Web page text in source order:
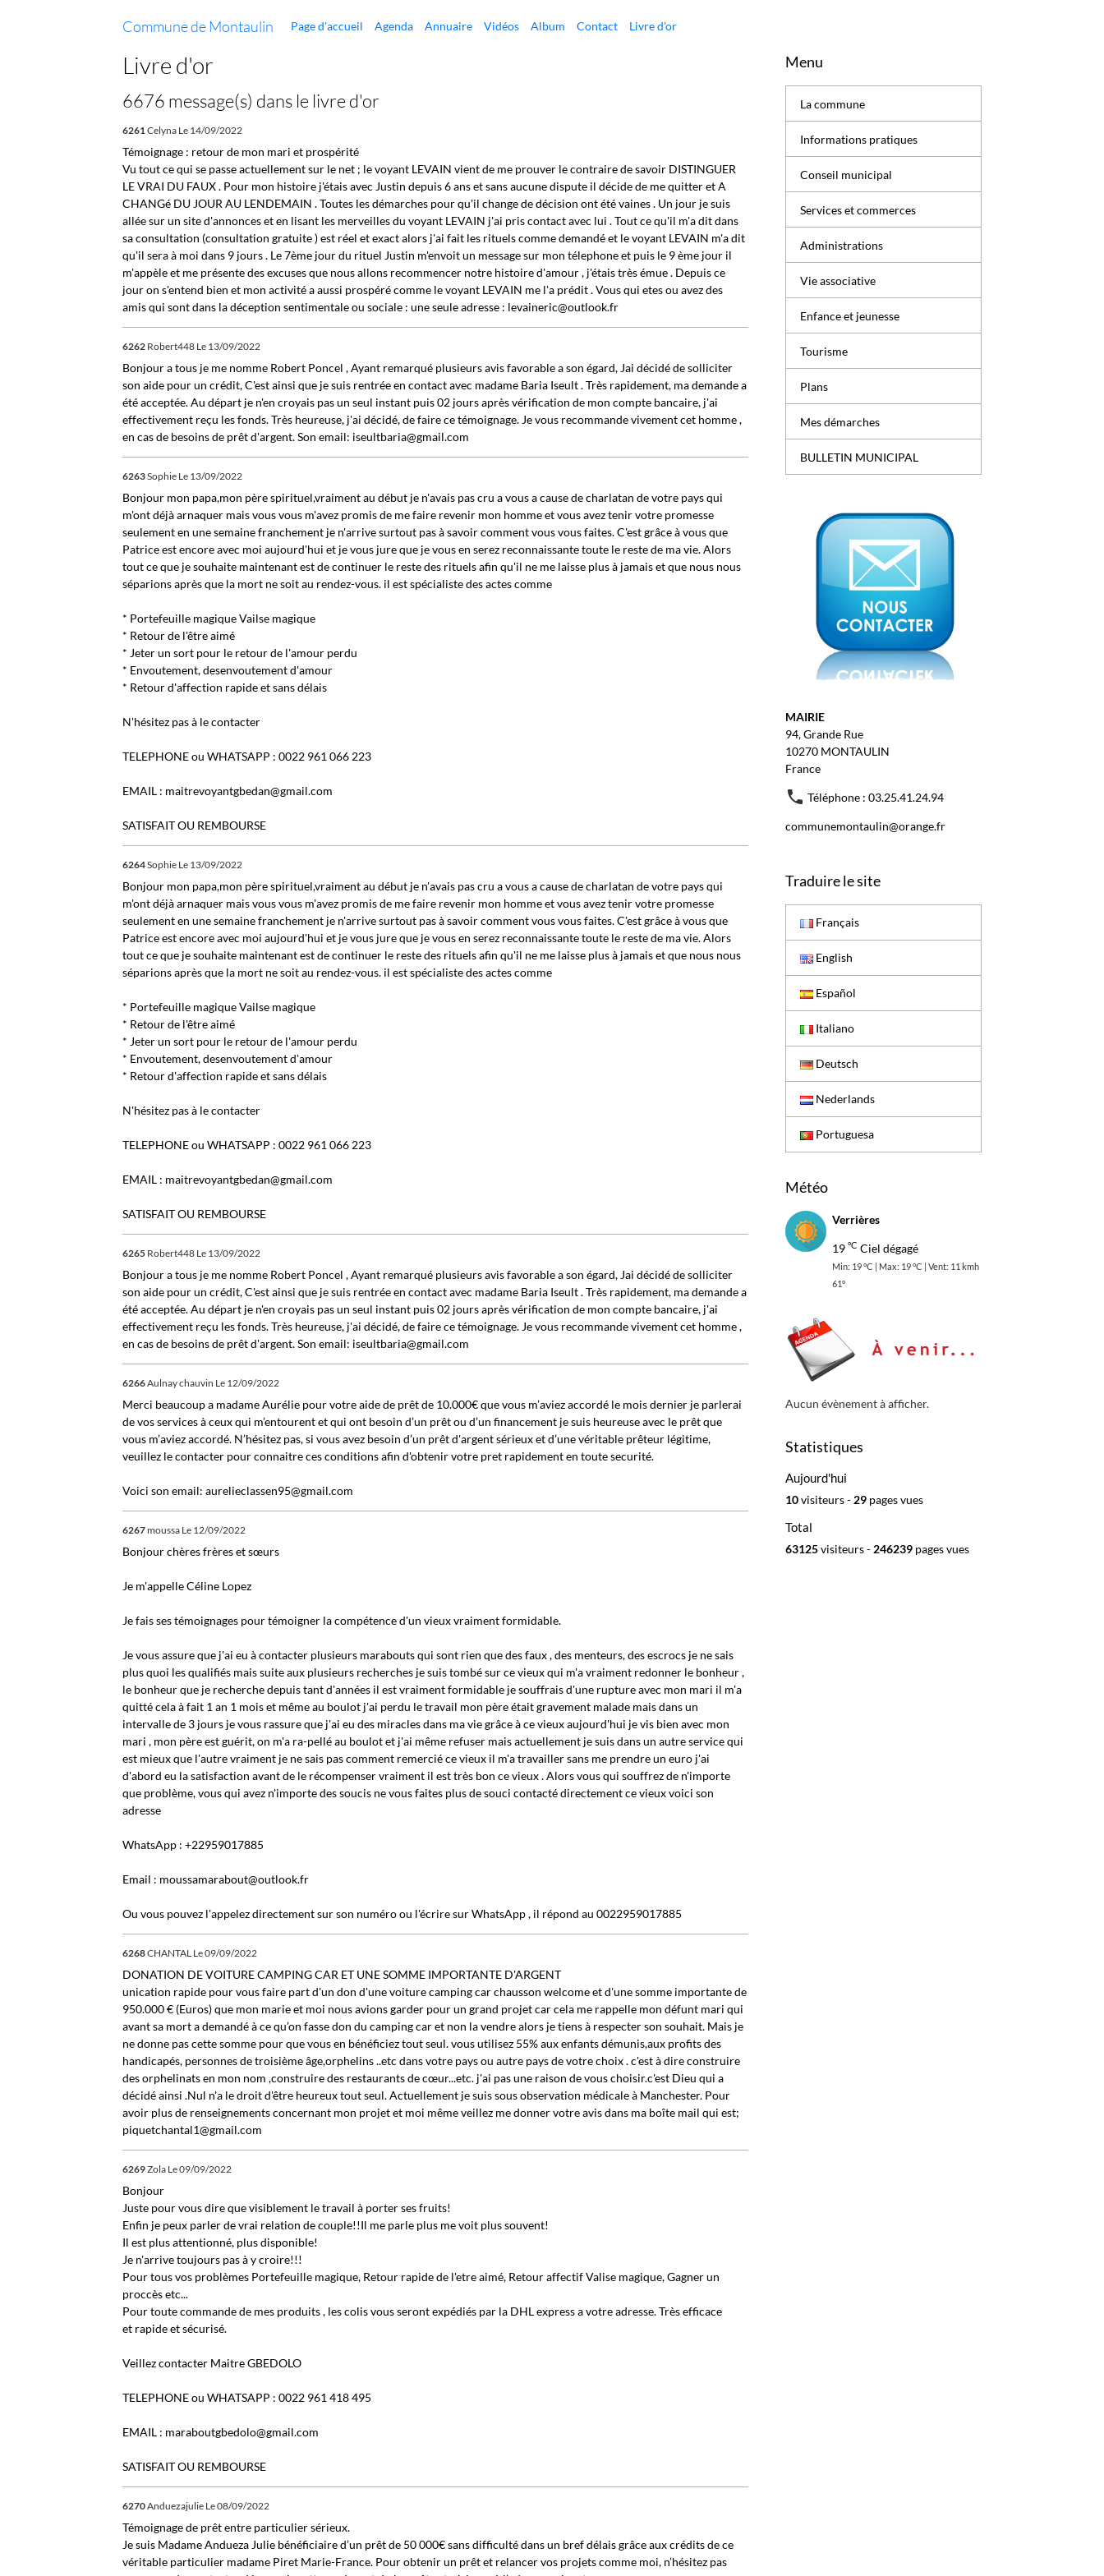
Commune de Montaulin Page d'accueil Agenda Annuaire Vidéos Album Contact Livre d'or
Livre d'or
6676 message(s) dans le livre d'or
6261Celyna Le 14/09/2022
Témoignage : retour de mon mari et prospérité
Vu tout ce qui se passe actuellement sur le net ; le voyant LEVAIN vient de me prouver le contraire de savoir DISTINGUER
LE VRAI DU FAUX . Pour mon histoire j'étais avec Justin depuis 6 ans et sans aucune dispute il décide de me quitter et A
CHANGé DU JOUR AU LENDEMAIN . Toutes les démarches pour qu'il change de décision ont été vaines . Un jour je suis
allée sur un site d'annonces et en lisant les merveilles du voyant LEVAIN j'ai pris contact avec lui . Tout ce qu'il m'a dit dans
sa consultation (consultation gratuite ) est réel et exact alors j'ai fait les rituels comme demandé et le voyant LEVAIN m'a dit
qu'il sera à moi dans 9 jours . Le 7ème jour du rituel Justin m'envoit un message sur mon télephone et puis le 9 ème jour il
m'appèle et me présente des excuses que nous allons recommencer notre histoire d'amour , j'étais très émue . Depuis ce
jour on s'entend bien et mon activité a aussi prospéré comme le voyant LEVAIN me l'a prédit . Vous qui etes ou avez des
amis qui sont dans la déception sentimentale ou sociale : une seule adresse : levaineric@outlook.fr
6262 Robert448 Le 13/09/2022
Bonjour a tous je me nomme Robert Poncel , Ayant remarqué plusieurs avis favorable a son égard, Jai décidé de solliciter
son aide pour un crédit, C'est ainsi que je suis rentrée en contact avec madame Baria Iseult . Très rapidement, ma demande a
été acceptée. Au départ je n'en croyais pas un seul instant puis 02 jours après vérification de mon compte bancaire, j'ai
effectivement reçu les fonds. Très heureuse, j'ai décidé, de faire ce témoignage. Je vous recommande vivement cet homme ,
en cas de besoins de prêt d'argent. Son email: iseultbaria@gmail.com
6263Sophie Le 13/09/2022
Bonjour mon papa,mon père spirituel,vraiment au début je n'avais pas cru a vous a cause de charlatan de votre pays qui
m'ont déjà arnaquer mais vous vous m'avez promis de me faire revenir mon homme et vous avez tenir votre promesse
seulement en une semaine franchement je n'arrive surtout pas à savoir comment vous vous faites. C'est grâce à vous que
Patrice est encore avec moi aujourd'hui et je vous jure que je vous en serez reconnaissante toute le reste de ma vie. Alors
tout ce que je souhaite maintenant est de continuer le reste des rituels afin qu'il ne me laisse plus à jamais et que nous nous
séparions après que la mort ne soit au rendez-vous. il est spécialiste des actes comme
* Portefeuille magique Vailse magique
* Retour de l'être aimé
* Jeter un sort pour le retour de l'amour perdu
* Envoutement, desenvoutement d'amour
* Retour d'affection rapide et sans délais
N'hésitez pas à le contacter
TELEPHONE ou WHATSAPP : 0022 961 066 223
EMAIL : maitrevoyantgbedan@gmail.com
SATISFAIT OU REMBOURSE
6264Sophie Le 13/09/2022
Bonjour mon papa,mon père spirituel,vraiment au début je n'avais pas cru a vous a cause de charlatan de votre pays qui
m'ont déjà arnaquer mais vous vous m'avez promis de me faire revenir mon homme et vous avez tenir votre promesse
seulement en une semaine franchement je n'arrive surtout pas à savoir comment vous vous faites. C'est grâce à vous que
Patrice est encore avec moi aujourd'hui et je vous jure que je vous en serez reconnaissante toute le reste de ma vie. Alors
tout ce que je souhaite maintenant est de continuer le reste des rituels afin qu'il ne me laisse plus à jamais et que nous nous
séparions après que la mort ne soit au rendez-vous. il est spécialiste des actes comme
* Portefeuille magique Vailse magique
* Retour de l'être aimé
* Jeter un sort pour le retour de l'amour perdu
* Envoutement, desenvoutement d'amour
* Retour d'affection rapide et sans délais
N'hésitez pas à le contacter
TELEPHONE ou WHATSAPP : 0022 961 066 223
EMAIL : maitrevoyantgbedan@gmail.com
SATISFAIT OU REMBOURSE
6265 Robert448 Le 13/09/2022
Bonjour a tous je me nomme Robert Poncel , Ayant remarqué plusieurs avis favorable a son égard, Jai décidé de solliciter
son aide pour un crédit, C'est ainsi que je suis rentrée en contact avec madame Baria Iseult . Très rapidement, ma demande a
été acceptée. Au départ je n'en croyais pas un seul instant puis 02 jours après vérification de mon compte bancaire, j'ai
effectivement reçu les fonds. Très heureuse, j'ai décidé, de faire ce témoignage. Je vous recommande vivement cet homme ,
en cas de besoins de prêt d'argent. Son email: iseultbaria@gmail.com
6266Aulnay chauvin Le 12/09/2022
Merci beaucoup a madame Aurélie pour votre aide de prêt de 10.000€ que vous m’aviez accordé le mois dernier je parlerai
de vos services à ceux qui m’entourent et qui ont besoin d’un prêt ou d’un financement je suis heureuse avec le prêt que
vous m’aviez accordé. N’hésitez pas, si vous avez besoin d’un prêt d'argent sérieux et d’une véritable prêteur légitime,
veuillez le contacter pour connaitre ces conditions afin d'obtenir votre pret rapidement en toute securité.
Voici son email: aurelieclassen95@gmail.com
6267moussa Le 12/09/2022
Bonjour chères frères et sœurs
Je m'appelle Céline Lopez
Je fais ses témoignages pour témoigner la compétence d'un vieux vraiment formidable.
Je vous assure que j'ai eu à contacter plusieurs marabouts qui sont rien que des faux , des menteurs, des escrocs je ne sais
plus quoi les qualifiés mais suite aux plusieurs recherches je suis tombé sur ce vieux qui m'a vraiment redonner le bonheur ,
le bonheur que je recherche depuis tant d'années il est vraiment formidable je souffrais d'une rupture avec mon mari il m'a
quitté cela à fait 1 an 1 mois et même au boulot j'ai perdu le travail mon père était gravement malade mais dans un
intervalle de 3 jours je vous rassure que j'ai eu des miracles dans ma vie grâce à ce vieux aujourd'hui je vis bien avec mon
mari , mon père est guérit, on m'a ra-pellé au boulot et j'ai même refuser mais actuellement je suis dans un autre service qui
est mieux que l'autre vraiment je ne sais pas comment remercié ce vieux il m'a travailler sans me prendre un euro j'ai
d'abord eu la satisfaction avant de le récompenser vraiment il est très bon ce vieux . Alors vous qui souffrez de n'importe
que problème, vous qui avez n'importe des soucis ne vous faites plus de souci contacté directement ce vieux voici son
adresse
WhatsApp : +22959017885
Email : moussamarabout@outlook.fr
Ou vous pouvez l'appelez directement sur son numéro ou l'écrire sur WhatsApp , il répond au 0022959017885
6268CHANTAL Le 09/09/2022
DONATION DE VOITURE CAMPING CAR ET UNE SOMME IMPORTANTE D'ARGENT
unication rapide pour vous faire part d'un don d'une voiture camping car chausson welcome et d'une somme importante de
950.000 € (Euros) que mon marie et moi nous avions garder pour un grand projet car cela me rappelle mon défunt mari qui
avant sa mort a demandé à ce qu’on fasse don du camping car et non la vendre alors je tiens à respecter son souhait. Mais je
ne donne pas cette somme pour que vous en bénéficiez tout seul. vous utilisez 55% aux enfants démunis,aux profits des
handicapés, personnes de troisième âge,orphelins ..etc dans votre pays ou autre pays de votre choix . c'est à dire construire
des orphelinats en mon nom ,construire des restaurants de cœur...etc. j'ai pas une raison de vous choisir.c'est Dieu qui a
décidé ainsi .Nul n'a le droit d'être heureux tout seul. Actuellement je suis sous observation médicale à Manchester. Pour
avoir plus de renseignements concernant mon projet et moi même veillez me donner votre avis dans ma boîte mail qui est;
piquetchantal1@gmail.com
6269Zola Le 09/09/2022
Bonjour
Juste pour vous dire que visiblement le travail à porter ses fruits!
Enfin je peux parler de vrai relation de couple!!Il me parle plus me voit plus souvent!
Il est plus attentionné, plus disponible!
Je n'arrive toujours pas à y croire!!!
Pour tous vos problèmes Portefeuille magique, Retour rapide de l'etre aimé, Retour affectif Valise magique, Gagner un
proccès etc...
Pour toute commande de mes produits , les colis vous seront expédiés par la DHL express a votre adresse. Très efficace
et rapide et sécurisé.
Veillez contacter Maitre GBEDOLO
TELEPHONE ou WHATSAPP : 0022 961 418 495
EMAIL : maraboutgbedolo@gmail.com
SATISFAIT OU REMBOURSE
6270Anduezajulie Le 08/09/2022
Témoignage de prêt entre particulier sérieux.
Je suis Madame Andueza Julie bénéficiaire d’un prêt de 50 000€ sans difficulté dans un bref délais grâce aux crédits de ce
véritable particulier madame Piret Marie-France. Pour obtenir un prêt et relancer vos projets comme moi, n’hésitez pas
Menu
La commune
Informations pratiques
Conseil municipal
Services et commerces
Administrations
Vie associative
Enfance et jeunesse
Tourisme
Plans
Mes démarches
BULLETIN MUNICIPAL
MAIRIE
94, Grande Rue
10270 MONTAULIN
France
Téléphone : 03.25.41.24.94
communemontaulin@orange.fr
Traduire le site
Français
English
Español
Italiano
Deutsch
Nederlands
Portuguesa
Météo
Verrières
19 °C Ciel dégagé
Min: 19 °C | Max: 19 °C | Vent: 11 kmh
61°
Aucun évènement à afficher.
Statistiques
Aujourd'hui
10visiteurs - 29pages vues
Total
63125visiteurs - 246239pages vues